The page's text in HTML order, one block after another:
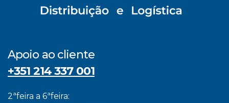
Apoio ao cliente
+351 214 337 001
2ªfeira a 6ªfeira: